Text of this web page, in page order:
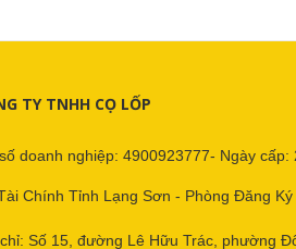
TY TNHH CỌ LỐP
doanh nghiệp: 4900923777- Ngày cấp:
Chính Tỉnh Lạng Sơn - Phòng Đăng Ký
Số 15, đường Lê Hữu Trác, phường